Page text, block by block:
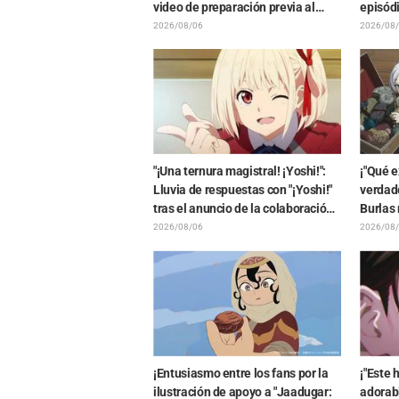
video de preparación previa al
estreno de la película de
imaginado", "Hablan puro de
trabajo"
2026/08/06
Ghost
2026/
"¡Una ternura magistral! ¡Yoshi!":
Lluvia de respuestas con "¡Yoshi!"
tras el anuncio de la colaboración
entre "Lycoris Recoil" y Kumamine,
2026/08/06
¡"Qué
Burlas
final
2026/
¡Entusiasmo entre los fans por la
ilustración de apoyo a "Jaadugar:
¡"Este